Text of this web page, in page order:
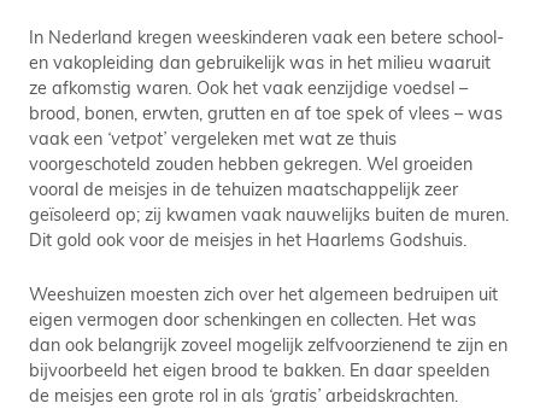
In Nederland kregen weeskinderen vaak een betere school-
en vakopleiding dan gebruikelijk was in het milieu waaruit
ze afkomstig waren. Ook het vaak eenzijdige voedsel –
brood, bonen, erwten, grutten en af toe spek of vlees – was
vaak een ‘vetpot’ vergeleken met wat ze thuis
voorgeschoteld zouden hebben gekregen. Wel groeiden
vooral de meisjes in de tehuizen maatschappelijk zeer
geïsoleerd op; zij kwamen vaak nauwelijks buiten de muren.
Dit gold ook voor de meisjes in het Haarlems Godshuis.
Weeshuizen moesten zich over het algemeen bedruipen uit
eigen vermogen door schenkingen en collecten. Het was
dan ook belangrijk zoveel mogelijk zelfvoorzienend te zijn en
bijvoorbeeld het eigen brood te bakken. En daar speelden
de meisjes een grote rol in als ‘gratis’ arbeidskrachten.